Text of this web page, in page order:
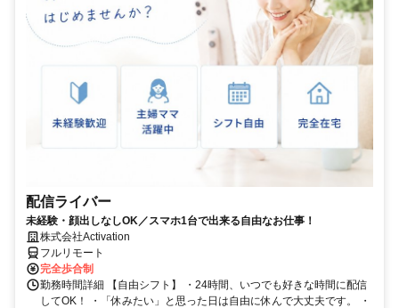
配信ライバー
未経験・顔出しなしOK／スマホ1台で出来る自由なお仕事！
株式会社Activation
フルリモート
完全歩合制
勤務時間詳細 【自由シフト】 ・24時間、いつでも好きな時間に配信
してOK！ ・「休みたい」と思った日は自由に休んで大丈夫です。 ・